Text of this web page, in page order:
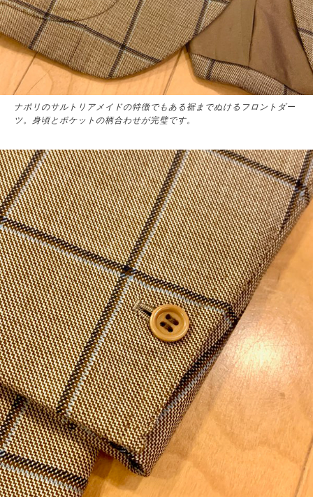
ナポリのサルトリアメイドの特徴でもある裾までぬけるフロントダー
ツ。身頃とポケットの柄合わせが完璧です。